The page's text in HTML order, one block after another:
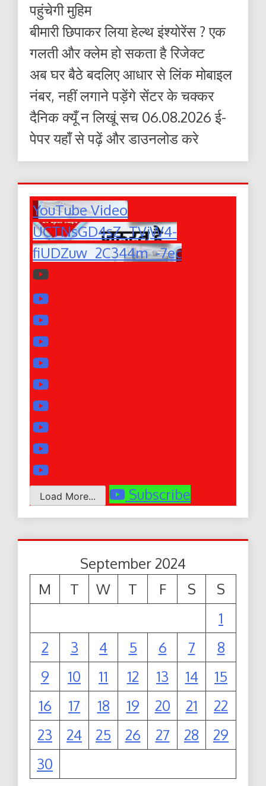
पहुंचेगी मुहिम
बीमारी छिपाकर लिया हेल्थ इंश्योरेंस ? एक
गलती और क्लेम हो सकता है रिजेक्ट
अब घर बैठे बदलिए आधार से लिंक मोबाइल
नंबर, नहीं लगाने पड़ेंगे सेंटर के चक्कर
दैनिक क्यूँ न लिखूं सच 06.08.2026 ई-
पेपर यहाँ से पढ़ें और डाउनलोड करे
YouTube Video
UCTNsGD4sZ_TVjW4-
fiUDZuw_2C344m_-7ec
Load More... Subscribe
September 2024
M
T W T F S
S
1
2
3 4 5 6 7
8
9
10 11 12 13 14
15
16
17 18 19 20 21
22
23
24 25 26 27 28
29
30